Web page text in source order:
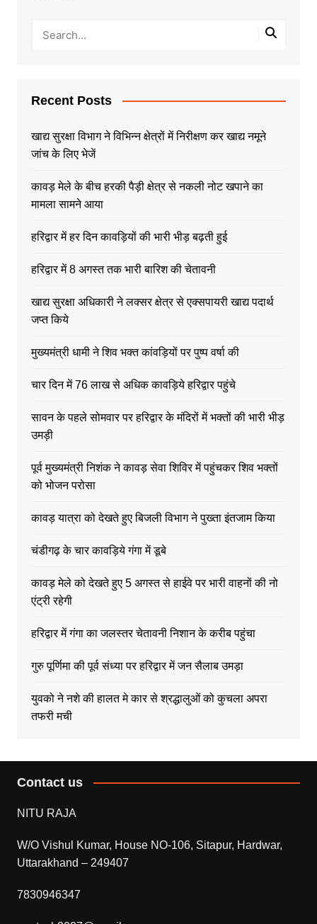
Recent Posts
खाद्य सुरक्षा विभाग ने विभिन्न क्षेत्रों में निरीक्षण कर खाद्य नमूने
जांच के लिए भेजें
कावड़ मेले के बीच हरकी पैड़ी क्षेत्र से नकली नोट खपाने का
मामला सामने आया
हरिद्वार में हर दिन कावड़ियों की भारी भीड़ बढ़ती हुई
हरिद्वार में 8 अगस्त तक भारी बारिश की चेतावनी
खाद्य सुरक्षा अधिकारी ने लक्सर क्षेत्र से एक्सपायरी खाद्य पदार्थ
जप्त किये
मुख्यमंत्री धामी ने शिव भक्त कांवड़ियों पर पुष्प वर्षा की
चार दिन में 76 लाख से अधिक कावड़िये हरिद्वार पहुंचे
सावन के पहले सोमवार पर हरिद्वार के मंदिरों में भक्तों की भारी भीड़
उमड़ी
पूर्व मुख्यमंत्री निशंक ने कावड़ सेवा शिविर में पहुंचकर शिव भक्तों
को भोजन परोसा
कावड़ यात्रा को देखते हुए बिजली विभाग ने पुख्ता इंतजाम किया
चंडीगढ़ के चार कावड़िये गंगा में डूबे
कावड़ मेले को देखते हुए 5 अगस्त से हाईवे पर भारी वाहनों की नो
एंट्री रहेगी
हरिद्वार में गंगा का जलस्तर चेतावनी निशान के करीब पहुंचा
गुरु पूर्णिमा की पूर्व संध्या पर हरिद्वार में जन सैलाब उमड़ा
युवको ने नशे की हालत मे कार से श्रद्धालुओं को कुचला अपरा
तफरी मची
Contact us
NITU RAJA
W/O Vishul Kumar, House NO-106, Sitapur, Hardwar,
Uttarakhand – 249407
7830946347